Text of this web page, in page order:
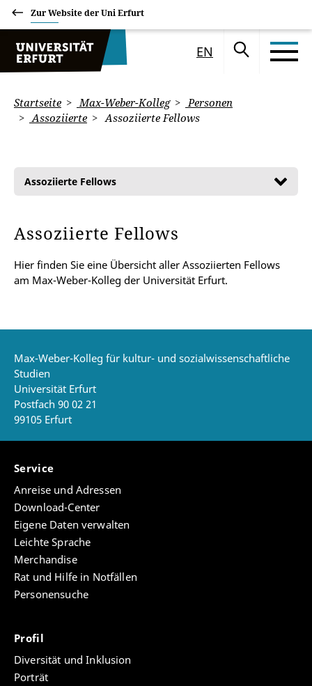
Zur Website der Uni Erfurt
EN
Startseite Max-Weber-Kolleg
Personen
Assoziierte
Assoziierte Fellows
Assoziierte Fellows
Assoziierte Fellows
Hier finden Sie eine Übersicht aller Assoziierten Fellows
am Max-Weber-Kolleg der Universität Erfurt.
Max-Weber-Kolleg für kultur- und sozialwissenschaftliche
Studien
Universität Erfurt
Postfach 90 02 21
99105 Erfurt
Service
Anreise und Adressen
Download-Center
Eigene Daten verwalten
Leichte Sprache
Merchandise
Rat und Hilfe in Notfällen
Personensuche
Profil
Diversität und Inklusion
Porträt